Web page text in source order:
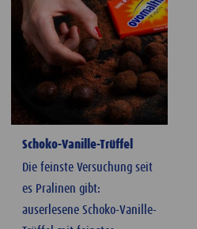
Schoko-Vanille-Trüffel
Die feinste Versuchung seit
es Pralinen gibt:
auserlesene Schoko-Vanille-